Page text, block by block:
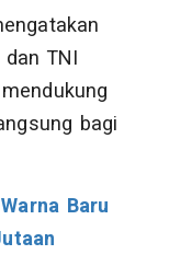
TNI
bagi
Baru